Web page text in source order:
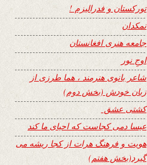
تورکستان و فدرالیزم !
نمکدان
جامعه هنری افغانستان
اوجِ نور
شاعر بانوی هنرمند ، هما طرزی از
زبان خودش (بخش دوم)
کشتی عشق
عیسا دمی کجاست که احیای ما کند
هویت و فرهنگ هرات از کجا ریشه می
گیرد(بخش هفتم)